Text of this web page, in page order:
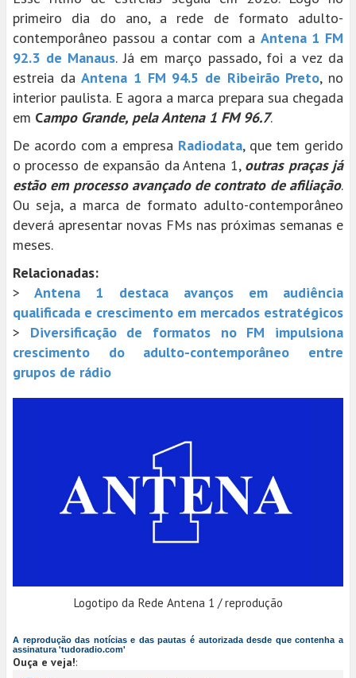
primeiro dia do ano, a rede de formato adulto-
contemporâneo passou a contar com a Antena 1 FM
92.3 de Manaus. Já em março passado, foi a vez da
estreia daAntena 1 FM 94.5 de Ribeirão Preto, no
interior paulista. E agora a marca prepara sua chegada
em Campo Grande, pela Antena 1 FM 96.7.
De acordo com a empresa Radiodata, que tem gerido
o processo de expansão da Antena 1, outras praças já
estão em processo avançado de contrato de afiliação.
Ou seja, a marca de formato adulto-contemporâneo
deverá apresentar novas FMs nas próximas semanas e
meses.
Relacionadas:
>
Antena 1 destaca avanços em audiência
qualificada e crescimento em mercados estratégicos
> Diversificação de formatos no FM impulsiona
crescimento do adulto-contemporâneo entre
grupos de rádio
Logotipo da Rede Antena 1 / reprodução
A reprodução das notícias e das pautas é autorizada desde que contenha a
assinatura 'tudoradio.com'
Ouça e veja!: